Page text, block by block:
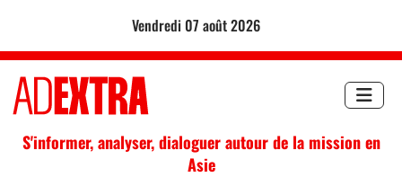
vendredi 07 août 2026
S'informer, analyser, dialoguer autour de la mission en
Asie